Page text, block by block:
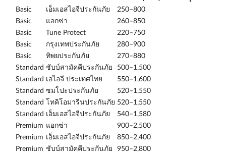
Basic
เอ็มเอสไอจีประกันภัย
250–800
Basic
แอกซ่า
260–850
Basic
Tune Protect
220–750
Basic
กรุงเทพประกันภัย
280–900
Basic
ทิพยประกันภัย
270–880
Standard ชับบ์สามัคคีประกันภัย
500–1,500
Standard เอไอจี ประเทศไทย
550–1,600
Standard ซมโปะประกันภัย
520–1,550
Standard โทคิโอมารีนประกันภัย 520–1,550
Standard เอ็มเอสไอจีประกันภัย
540–1,580
Premium แอกซ่า
900–2,500
Premium เอ็มเอสไอจีประกันภัย
850–2,400
Premium ชับบ์สามัคคีประกันภัย 950–2,800